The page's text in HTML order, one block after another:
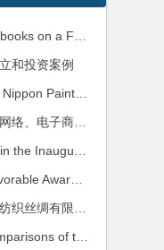
Dissemination of Information
和投资案例
of Nipponpaint.asia
术领域法律服务范围
Appraisal Industry Association
Heard by CIETAC
股权质押法律服务
for Foreign Investment